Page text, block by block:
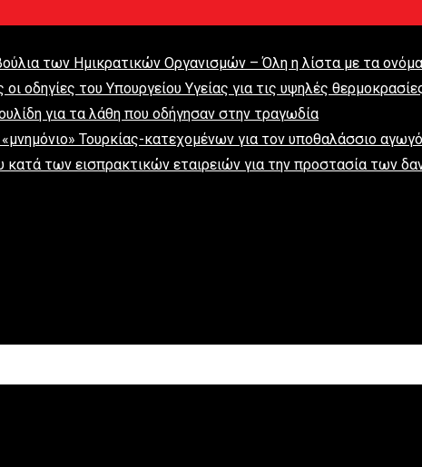
των Ημικρατικών Οργανισμών – Όλη η λίστα με τα
οδηγίες του Υπουργείου Υγείας για τις υψηλές
για τα λάθη που οδήγησαν στην τραγωδία
Τουρκίας-κατεχομένων για τον υποθαλάσσιο αγωγό
των εισπρακτικών εταιρειών για την προστασία των